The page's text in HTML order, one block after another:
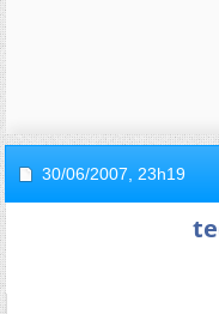
30/06/2007, 23h19